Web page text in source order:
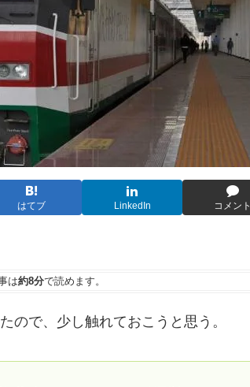
はてブ LinkedIn コメント
は約8分で読めます。
ので、少し触れておこうと思う。